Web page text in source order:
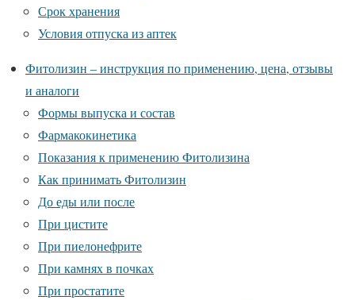
Срок хранения
Условия отпуска из аптек
Фитолизин – инструкция по применению, цена, отзывы
и аналоги
Формы выпуска и состав
Фармакокинетика
Показания к применению Фитолизина
Как принимать Фитолизин
До еды или после
При цистите
При пиелонефрите
При камнях в почках
При простатите